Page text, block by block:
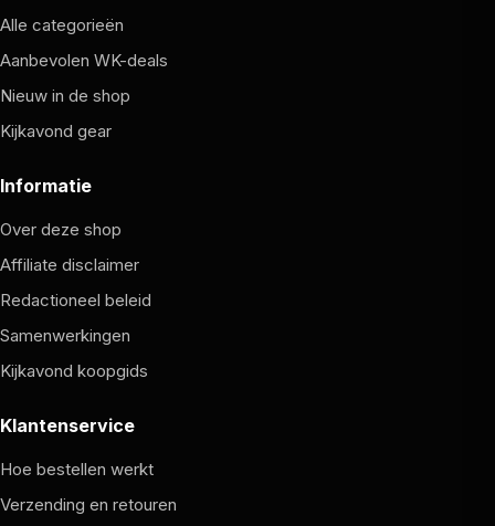
Alle categorieën
Aanbevolen WK-deals
Nieuw in de shop
Kijkavond gear
Informatie
Over deze shop
Affiliate disclaimer
Redactioneel beleid
Samenwerkingen
Kijkavond koopgids
Klantenservice
Hoe bestellen werkt
Verzending en retouren